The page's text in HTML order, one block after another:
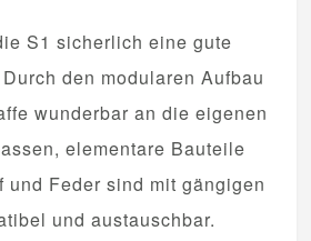
S1 sicherlich eine gute
den modularen Aufbau
wunderbar an die eigenen
elementare Bauteile
und Feder sind mit gängigen
und austauschbar.